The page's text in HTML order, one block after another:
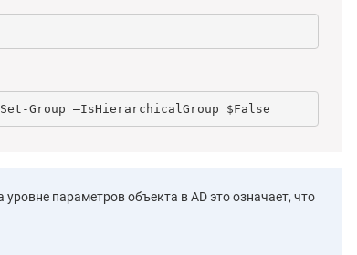
Group –IsHierarchicalGroup $False
параметров объекта в AD это означает, что